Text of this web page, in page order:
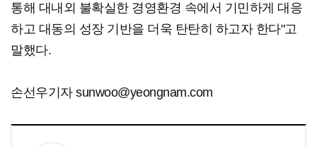
통해 대내외 불확실한 경영환경 속에서 기민하게 대응
하고 대동의 성장 기반을 더욱 탄탄히 하고자 한다"고
말했다.
손선우기자 sunwoo@yeongnam.com